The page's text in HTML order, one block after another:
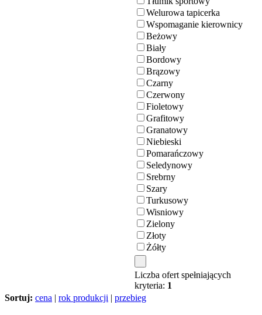
Welurowa tapicerka
Wspomaganie kierownicy
Beżowy
Biały
Bordowy
Brązowy
Czarny
Czerwony
Fioletowy
Grafitowy
Granatowy
Niebieski
Pomarańczowy
Seledynowy
Srebrny
Szary
Turkusowy
Wisniowy
Zielony
Złoty
Żółty
Liczba ofert spełniających
kryteria: 1
Sortuj: cena | rok produkcji | przebieg